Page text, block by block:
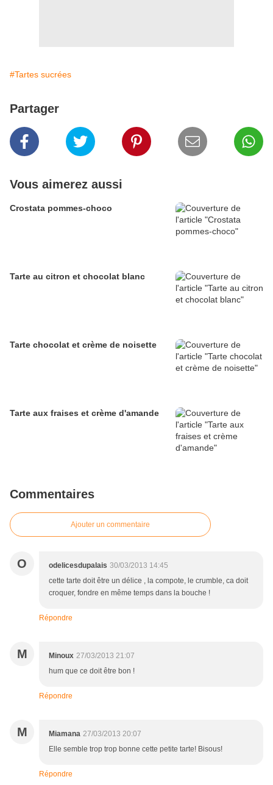
#Tartes sucrées
Partager
Vous aimerez aussi
Crostata pommes-choco
Tarte au citron et chocolat blanc
Tarte chocolat et crème de noisette
Tarte aux fraises et crème d'amande
Commentaires
Ajouter un commentaire
O odelicesdupalais 30/03/2013 14:45
cette tarte doit être un délice , la compote, le crumble, ca doit
croquer, fondre en même temps dans la bouche !
Répondre
M Minoux 27/03/2013 21:07
hum que ce doit être bon !
Répondre
M Miamana 27/03/2013 20:07
Elle semble trop trop bonne cette petite tarte! Bisous!
Répondre